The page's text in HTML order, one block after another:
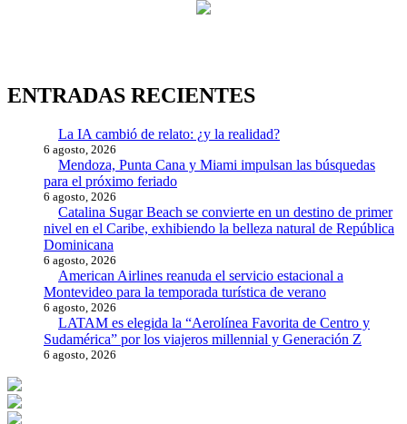
ENTRADAS RECIENTES
La IA cambió de relato: ¿y la realidad?
6 agosto, 2026
Mendoza, Punta Cana y Miami impulsan las búsquedas
para el próximo feriado
6 agosto, 2026
Catalina Sugar Beach se convierte en un destino de primer
nivel en el Caribe, exhibiendo la belleza natural de República
Dominicana
6 agosto, 2026
American Airlines reanuda el servicio estacional a
Montevideo para la temporada turística de verano
6 agosto, 2026
LATAM es elegida la “Aerolínea Favorita de Centro y
Sudamérica” por los viajeros millennial y Generación Z
6 agosto, 2026